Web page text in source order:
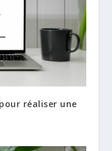
réaliser une